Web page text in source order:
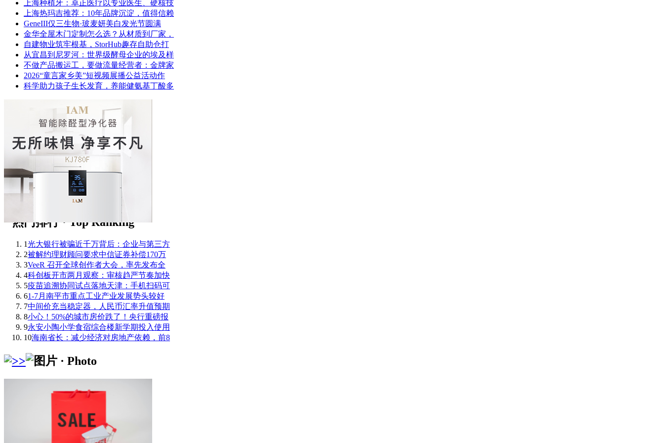
上海种植牙：卓正医疗以专业医生、硬核技
上海热玛吉推荐：10年品牌沉淀，值得信赖
GeneIII仅三生物·玻麦妍美白发光节圆满
金华全屋木门定制怎么选？从材质到厂家，
自建物业筑牢根基，StorHub趣存自助仓打
从宜昌到尼罗河：世界级酵母企业的埃及样
不做产品搬运工，要做流量经营者：金牌家
2026“童言家乡美”短视频展播公益活动作
科学助力孩子生长发育，养能健氨基丁酸多
1光大银行被骗近千万背后：企业与第三方
2被解约理财顾问要求中信证券补偿170万
3VeeR 召开全球创作者大会，率先发布全
4科创板开市两月观察：审核趋严节奏加快
5疫苗追溯协同试点落地天津：手机扫码可
61-7月南平市重点工业产业发展势头较好
7中间价充当稳定器，人民币汇率升值预期
8小心！50%的城市房价跌了！央行重磅报
9永安小陶小学食宿综合楼新学期投入使用
10海南省长：减少经济对房地产依赖，前8